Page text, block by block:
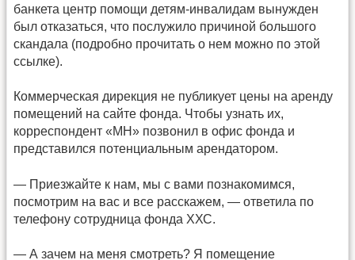
банкета центр помощи детям-инвалидам вынужден
был отказаться, что послужило причиной большого
скандала (подробно прочитать о нем можно по этой
ссылке).
Коммерческая дирекция не публикует цены на аренду
помещений на сайте фонда. Чтобы узнать их,
корреспондент «МН» позвонил в офис фонда и
представился потенциальным арендатором.
— Приезжайте к нам, мы с вами познакомимся,
посмотрим на вас и все расскажем, — ответила по
телефону сотрудница фонда ХХС.
— А зачем на меня смотреть? Я помещение